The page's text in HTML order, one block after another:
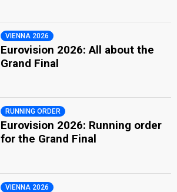
VIENNA 2026
Eurovision 2026: All about the
Grand Final
RUNNING ORDER
Eurovision 2026: Running order
for the Grand Final
VIENNA 2026